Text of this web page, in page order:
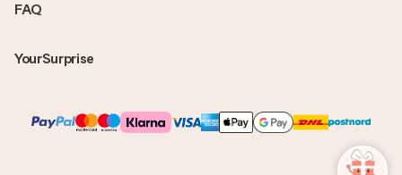
FAQ
YourSurprise